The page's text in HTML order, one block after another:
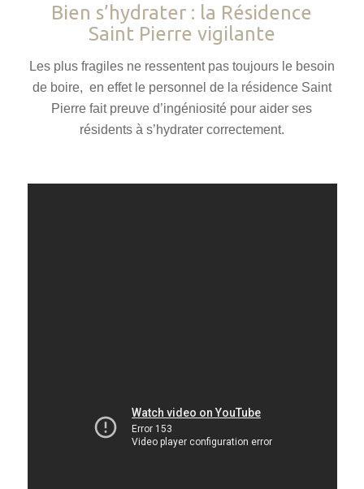
Bien s’hydrater : la Résidence
Saint Pierre vigilante
Les plus fragiles ne ressentent pas toujours le besoin
de boire, en effet le personnel de la résidence Saint
Pierre fait preuve d’ingéniosité pour aider ses
résidents à s’hydrater correctement.